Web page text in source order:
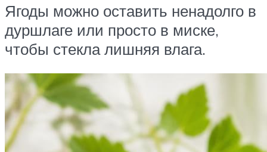
Ягоды можно оставить ненадолго в
дуршлаге или просто в миске,
чтобы стекла лишняя влага.